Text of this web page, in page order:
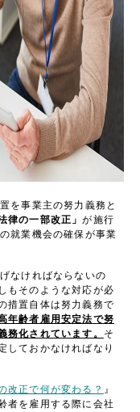
を事業主の努力義務と
律の一部改正」が施行
就業機会の確保が事業
なければならないの
もそのような対応が必
措置自体は努力義務で
年齢者雇用安定法で努
務化されています。 そ
しておかなければなり
改正で何が変わる？ 』
者を雇用する際に会社